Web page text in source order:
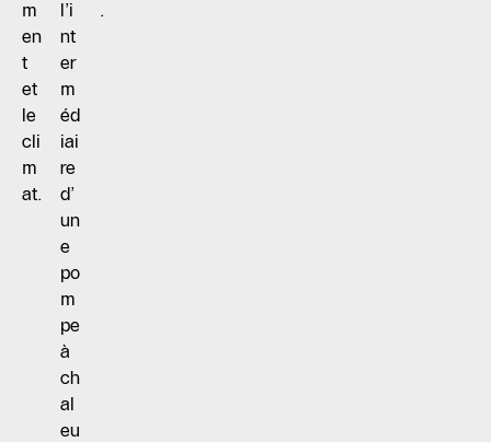
m
en
t
et
le
cli
m
at.
l’i
nt
er
m
éd
iai
re
d’
un
e
po
m
pe
à
ch
al
eu
.